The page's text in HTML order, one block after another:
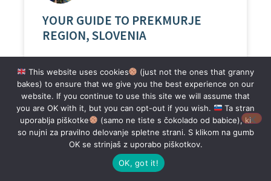
YOUR GUIDE TO PREKMURJE
REGION, SLOVENIA
White storks nesting on chimneys. Picturesque
churches and unique architecture. Lush green
hills, lined with vineyards and mighty castles
sitting among them. Thermal waters for
relaxation and the juiciest Slovenian dessert.
Welcome to Prekmurje region in Slovenia!
This website uses cookies
(just not the ones that granny
bakes) to ensure that we give you the best experience on our
website. If you continue to use this site we will assume that
you are OK with it, but you can opt-out if you wish.
Ta stran
uporablja piškotke
(samo ne tiste s čokolado od babice), ki
so nujni za pravilno delovanje spletne strani. S klikom na gumb
OK se strinjaš z uporabo piškotkov.
OK, got it!